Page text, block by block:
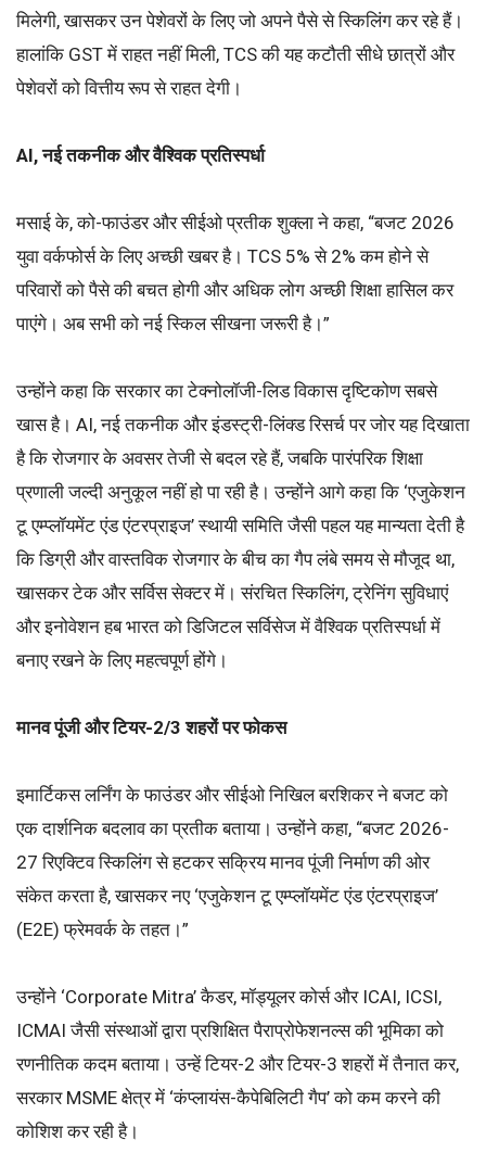
मिलेगी, खासकर उन पेशेवरों के लिए जो अपने पैसे से स्किलिंग कर रहे हैं।
हालांकि GST में राहत नहीं मिली, TCS की यह कटौती सीधे छात्रों और
पेशेवरों को वित्तीय रूप से राहत देगी।
AI, नई तकनीक और वैश्विक प्रतिस्पर्धा
मसाई के, को-फाउंडर और सीईओ प्रतीक शुक्ला ने कहा, “बजट 2026
युवा वर्कफोर्स के लिए अच्छी खबर है। TCS 5% से 2% कम होने से
परिवारों को पैसे की बचत होगी और अधिक लोग अच्छी शिक्षा हासिल कर
पाएंगे। अब सभी को नई स्किल सीखना जरूरी है।”
उन्होंने कहा कि सरकार का टेक्नोलॉजी-लिड विकास दृष्टिकोण सबसे
खास है। AI, नई तकनीक और इंडस्ट्री-लिंक्ड रिसर्च पर जोर यह दिखाता
है कि रोजगार के अवसर तेजी से बदल रहे हैं, जबकि पारंपरिक शिक्षा
प्रणाली जल्दी अनुकूल नहीं हो पा रही है। उन्होंने आगे कहा कि ‘एजुकेशन
टू एम्प्लॉयमेंट एंड एंटरप्राइज’ स्थायी समिति जैसी पहल यह मान्यता देती है
कि डिग्री और वास्तविक रोजगार के बीच का गैप लंबे समय से मौजूद था,
खासकर टेक और सर्विस सेक्टर में। संरचित स्किलिंग, ट्रेनिंग सुविधाएं
और इनोवेशन हब भारत को डिजिटल सर्विसेज में वैश्विक प्रतिस्पर्धा में
बनाए रखने के लिए महत्वपूर्ण होंगे।
मानव पूंजी और टियर-2/3 शहरों पर फोकस
इमार्टिकस लर्निंग के फाउंडर और सीईओ निखिल बरशिकर ने बजट को
एक दार्शनिक बदलाव का प्रतीक बताया। उन्होंने कहा, “बजट 2026-
27 रिएक्टिव स्किलिंग से हटकर सक्रिय मानव पूंजी निर्माण की ओर
संकेत करता है, खासकर नए ‘एजुकेशन टू एम्प्लॉयमेंट एंड एंटरप्राइज’
(E2E) फ्रेमवर्क के तहत।”
उन्होंने ‘Corporate Mitra’ कैडर, मॉड्यूलर कोर्स और ICAI, ICSI,
ICMAI जैसी संस्थाओं द्वारा प्रशिक्षित पैराप्रोफेशनल्स की भूमिका को
रणनीतिक कदम बताया। उन्हें टियर-2 और टियर-3 शहरों में तैनात कर,
सरकार MSME क्षेत्र में ‘कंप्लायंस-कैपेबिलिटी गैप’ को कम करने की
कोशिश कर रही है।